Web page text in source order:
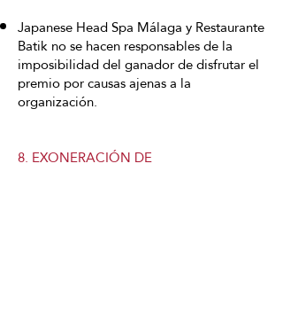
Japanese Head Spa Málaga y Restaurante
Batik no se hacen responsables de la
imposibilidad del ganador de disfrutar el
premio por causas ajenas a la
organización.
8. EXONERACIÓN DE